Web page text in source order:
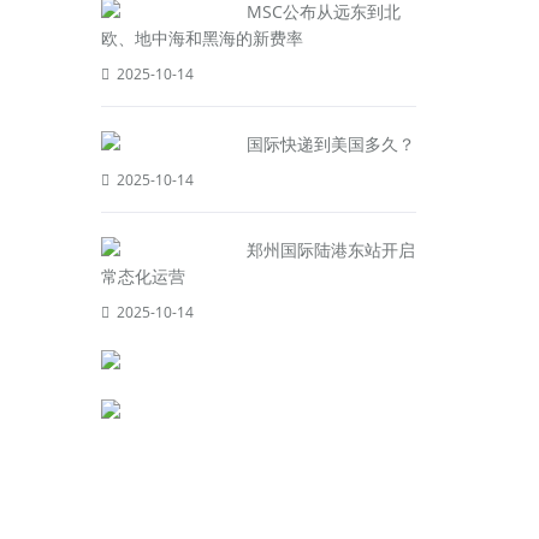
MSC公布从远东到北
欧、地中海和黑海的新费率
2025-10-14
国际快递到美国多久？
2025-10-14
郑州国际陆港东站开启
常态化运营
2025-10-14